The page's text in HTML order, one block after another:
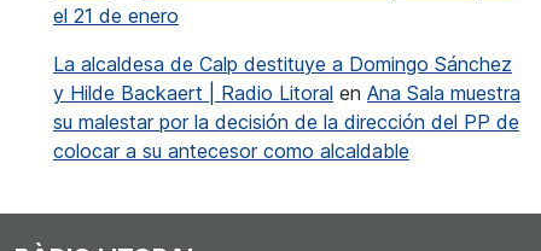
el 21 de enero
La alcaldesa de Calp destituye a Domingo Sánchez
y Hilde Backaert | Radio Litoral en Ana Sala muestra
su malestar por la decisión de la dirección del PP de
colocar a su antecesor como alcaldable